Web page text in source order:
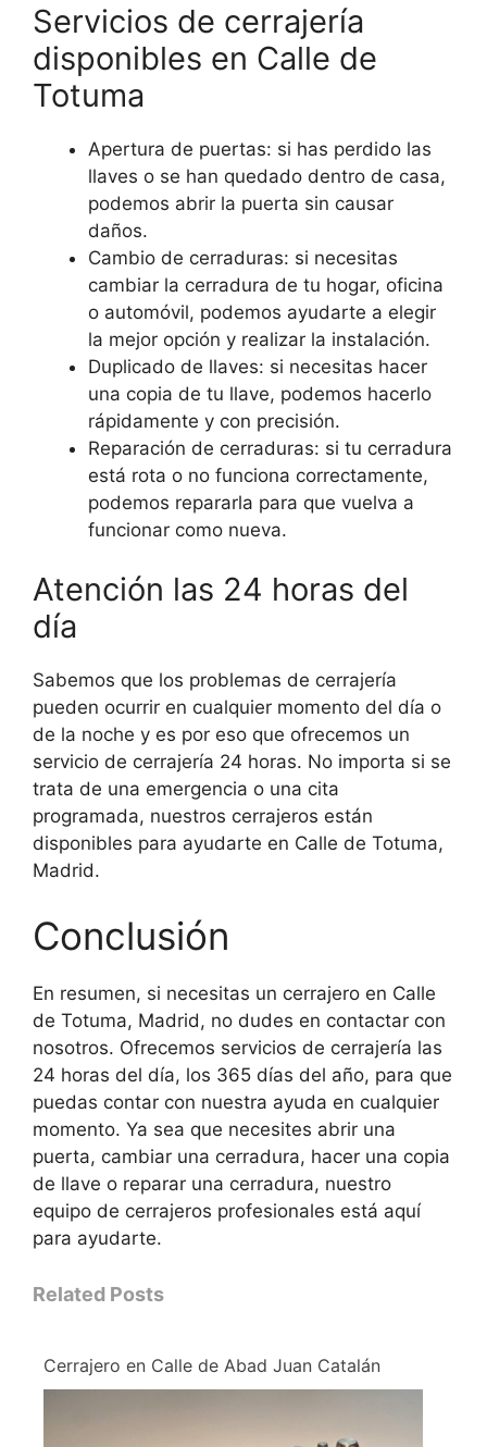
Servicios de cerrajería
disponibles en Calle de
Totuma
Apertura de puertas: si has perdido las
llaves o se han quedado dentro de casa,
podemos abrir la puerta sin causar
daños.
Cambio de cerraduras: si necesitas
cambiar la cerradura de tu hogar, oficina
o automóvil, podemos ayudarte a elegir
la mejor opción y realizar la instalación.
Duplicado de llaves: si necesitas hacer
una copia de tu llave, podemos hacerlo
rápidamente y con precisión.
Reparación de cerraduras: si tu cerradura
está rota o no funciona correctamente,
podemos repararla para que vuelva a
funcionar como nueva.
Atención las 24 horas del
día
Sabemos que los problemas de cerrajería
pueden ocurrir en cualquier momento del día o
de la noche y es por eso que ofrecemos un
servicio de cerrajería 24 horas. No importa si se
trata de una emergencia o una cita
programada, nuestros cerrajeros están
disponibles para ayudarte en Calle de Totuma,
Madrid.
Conclusión
En resumen, si necesitas un cerrajero en Calle
de Totuma, Madrid, no dudes en contactar con
nosotros. Ofrecemos servicios de cerrajería las
24 horas del día, los 365 días del año, para que
puedas contar con nuestra ayuda en cualquier
momento. Ya sea que necesites abrir una
puerta, cambiar una cerradura, hacer una copia
de llave o reparar una cerradura, nuestro
equipo de cerrajeros profesionales está aquí
para ayudarte.
Related Posts
Cerrajero en Calle de Abad Juan Catalán